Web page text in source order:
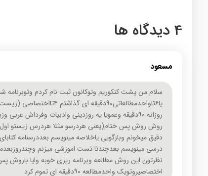
4 دیدگاه ها
مسعود
یا۶تاواحدمطالعاتی۹۰دقیقه
روزانه ۹۰دقیقه وعمویا یه روزدینی وادبیات وفرداش
روش روش پس ختام(یعنی هردرسو مثلا هردرس زیستو اول یه
دقیق میخونم وبازگویی یاخلاصه مینویسم بعددرسنامه
درسی مینویسم بعدچندتا تست اموزشی میزنم
نظرتون این روش مطالعه وبرنامه ریزی خوبه وایا
اختصاصیروتویک واحدمطالعه ۹۰دقیقه ای تموم کرد